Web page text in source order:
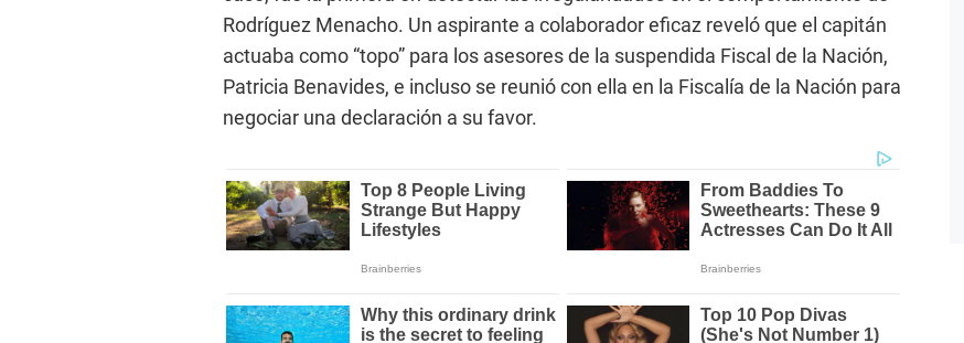
Rodríguez Menacho. Un aspirante a colaborador eficaz reveló que el capitán
actuaba como “topo” para los asesores de la suspendida Fiscal de la Nación,
Patricia Benavides, e incluso se reunió con ella en la Fiscalía de la Nación para
negociar una declaración a su favor.